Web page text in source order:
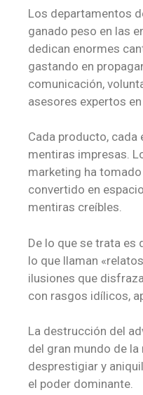
Los departamentos
ganado peso en las
dedican enormes
gastando en
comunicación,
asesores expertos en
Cada producto, cada
mentiras impresas.
marketing ha
convertido en
mentiras creíbles.
De lo que se trata es
lo que llaman
ilusiones que
con rasgos idílicos,
La destrucción del
del gran mundo de
desprestigiar y
el poder dominante.